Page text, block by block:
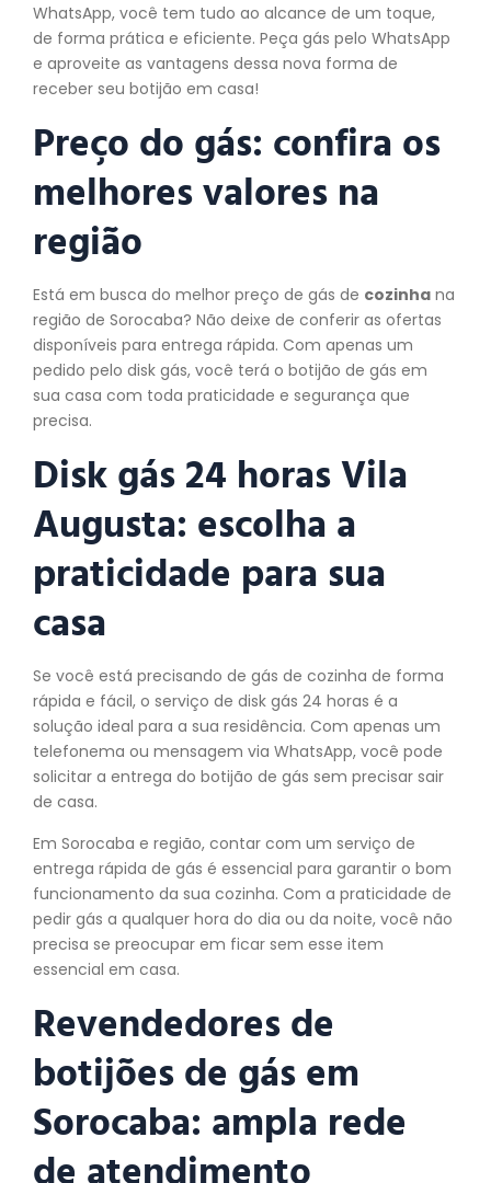
WhatsApp, você tem tudo ao alcance de um toque,
de forma prática e eficiente. Peça gás pelo WhatsApp
e aproveite as vantagens dessa nova forma de
receber seu botijão em casa!
Preço do gás: confira os
melhores valores na
região
Está em busca do melhor preço de gás de cozinha na
região de Sorocaba? Não deixe de conferir as ofertas
disponíveis para entrega rápida. Com apenas um
pedido pelo disk gás, você terá o botijão de gás em
sua casa com toda praticidade e segurança que
precisa.
Disk gás 24 horas Vila
Augusta: escolha a
praticidade para sua
casa
Se você está precisando de gás de cozinha de forma
rápida e fácil, o serviço de disk gás 24 horas é a
solução ideal para a sua residência. Com apenas um
telefonema ou mensagem via WhatsApp, você pode
solicitar a entrega do botijão de gás sem precisar sair
de casa.
Em Sorocaba e região, contar com um serviço de
entrega rápida de gás é essencial para garantir o bom
funcionamento da sua cozinha. Com a praticidade de
pedir gás a qualquer hora do dia ou da noite, você não
precisa se preocupar em ficar sem esse item
essencial em casa.
Revendedores de
botijões de gás em
Sorocaba: ampla rede
de atendimento